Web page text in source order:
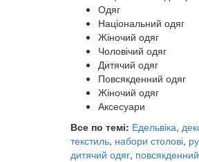
Одяг
Національний одяг
Жіночий одяг
Чоловічий одяг
Дитячий одяг
Повсякденний одяг
Жіночий одяг
Аксесуари
Все по темі: Едельвіка,
текстиль, набори столові,
дитячий одяг,